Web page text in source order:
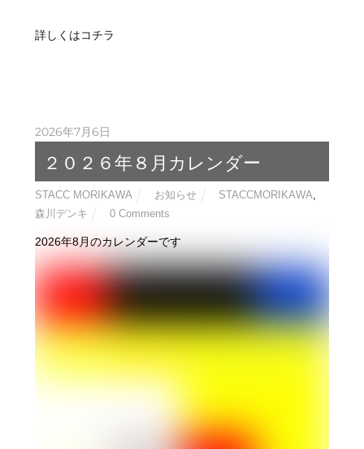
詳しくはコチラ
2026年7月6日
２０２６年８月カレンダー
STACC MORIKAWA お知らせ STACCMORIKAWA
2026年8月のカレンダーです